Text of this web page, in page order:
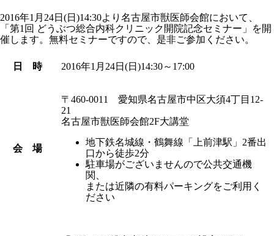
2016年1月24日(日)14:30より名古屋市獣医師会館において、
「第1回 どうぶつ総合内科クリニック開院記念セミナー」を開
催します。無料セミナーですので、是非ご参加ください。
日 時 2016年1月24日(日)14:30～17:00
会 場
〒460-0011 愛知県名古屋市中区大須4丁目12-
21
名古屋市獣医師会館2F大講堂
地下鉄名城線・鶴舞線「上前津駅」2番出
口から徒歩2分
駐車場がございませんので公共交通機
関、
または近隣の有料パーキングをご利用く
ださい